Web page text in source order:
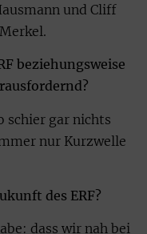
und Cliff
beziehungsweise
schier gar nichts
nur Kurzwelle
des ERF?
dass wir nah bei